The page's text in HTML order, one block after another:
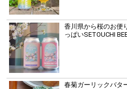
香川県から桜のお便
っぱいSETOUCHI
春菊ガーリックバタ